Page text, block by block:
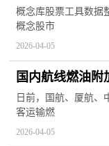
盈率排名
概念库股票工具数据
概念股市
2026-04-05
国内航线燃油附
120元
日前，国航、厦航、
客运输燃
2026-04-05